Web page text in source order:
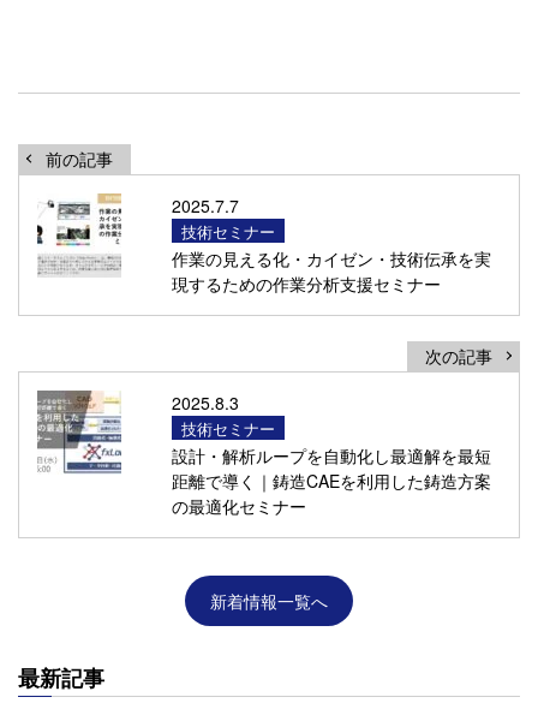
前の記事
2025.7.7
技術セミナー
作業の見える化・カイゼン・技術伝承を実
現するための作業分析支援セミナー
次の記事
2025.8.3
技術セミナー
設計・解析ループを自動化し最適解を最短
距離で導く｜鋳造CAEを利用した鋳造方案
の最適化セミナー
新着情報一覧へ
最新記事